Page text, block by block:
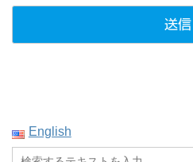
English